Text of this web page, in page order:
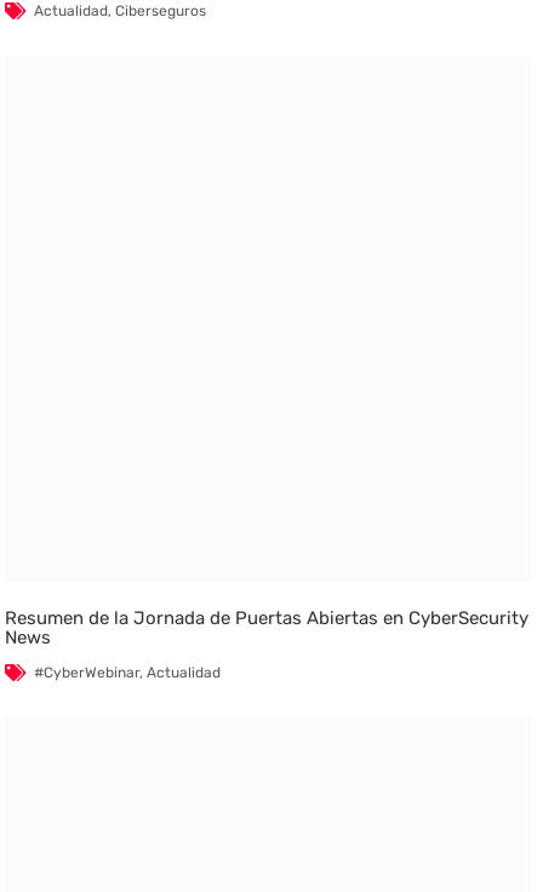
Actualidad,Ciberseguros
Resumen de la Jornada de Puertas Abiertas en CyberSecurity
News
#CyberWebinar,Actualidad